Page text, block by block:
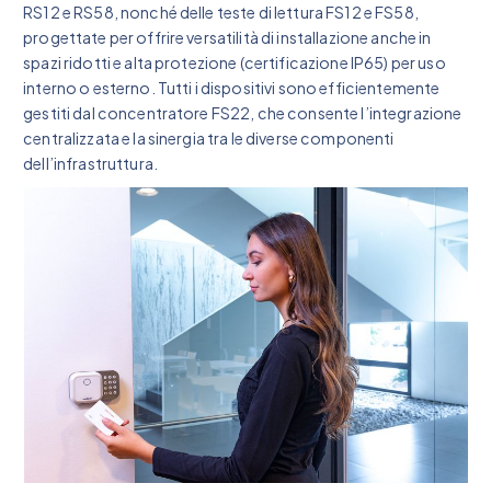
RS12 e RS58, nonché delle teste di lettura FS12 e FS58,
progettate per offrire versatilità di installazione anche in
spazi ridotti e alta protezione (certificazione IP65) per uso
interno o esterno. Tutti i dispositivi sono efficientemente
gestiti dal concentratore FS22, che consente l’integrazione
centralizzata e la sinergia tra le diverse componenti
dell’infrastruttura.